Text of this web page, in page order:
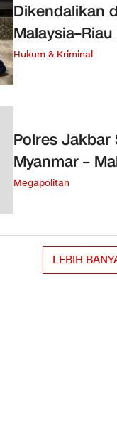
Dikendalikan
Hukum & Kriminal
Polres
Myanmar –
Megapolitan
LEBIH